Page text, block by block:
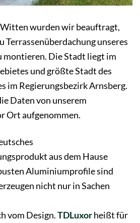
Witten wurden wir beauftragt,
Terrassenüberdachung unseres
montieren. Die Stadt liegt im
und größte Stadt des
im Regierungsbezirk Arnsberg.
Daten von unserem
Ort aufgenommen.
aus dem Hause
Aluminiumprofile sind
nicht nur in Sachen
vom Design.TDLuxorheißt für